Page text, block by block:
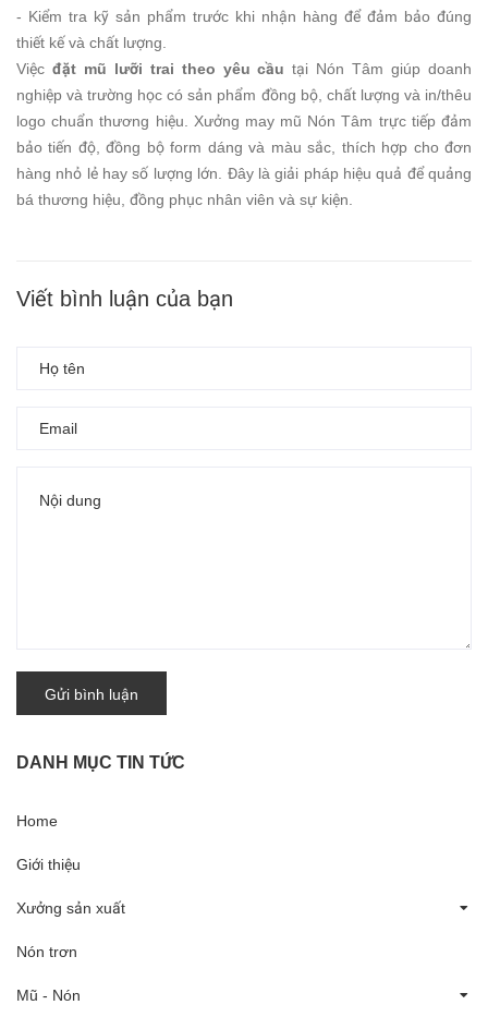
DANH MỤC TIN TỨC
Home
Giới thiệu
Xưởng sản xuất
Nón trơn
Mũ - Nón
- Kiểm tra kỹ sản phẩm trước khi nhận hàng để đảm bảo đúng
thiết kế và chất lượng.
Việc đặt mũ lưỡi trai theo yêu cầu tại Nón Tâm giúp doanh
nghiệp và trường học có sản phẩm đồng bộ, chất lượng và in/thêu
logo chuẩn thương hiệu. Xưởng may mũ Nón Tâm trực tiếp đảm
bảo tiến độ, đồng bộ form dáng và màu sắc, thích hợp cho đơn
hàng nhỏ lẻ hay số lượng lớn. Đây là giải pháp hiệu quả để quảng
bá thương hiệu, đồng phục nhân viên và sự kiện.
Viết bình luận của bạn
Gửi bình luận